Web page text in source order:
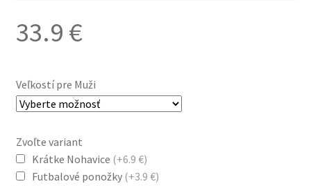
33.9 €
Veľkostí pre Muži
Zvoľte variant
Krátke Nohavice (+6.9 €)
Futbalové ponožky (+3.9 €)